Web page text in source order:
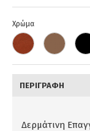
Χρώμα
ΠΕΡΙΓΡΑΦΉ
Δερμάτινη